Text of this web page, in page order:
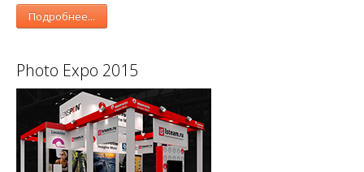
Подробнее...
Photo Expo 2015